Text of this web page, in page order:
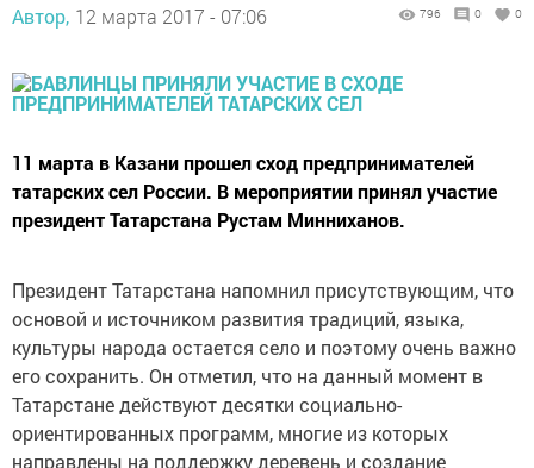
Автор, 12 марта 2017 - 07:06 796 0 0
11 марта в Казани прошел сход предпринимателей
татарских сел России. В мероприятии принял участие
президент Татарстана Рустам Минниханов.
Президент Татарстана напомнил присутствующим, что
основой и источником развития традиций, языка,
культуры народа остается село и поэтому очень важно
его сохранить. Он отметил, что на данный момент в
Татарстане действуют десятки социально-
ориентированных программ, многие из которых
направлены на поддержку деревень и создание